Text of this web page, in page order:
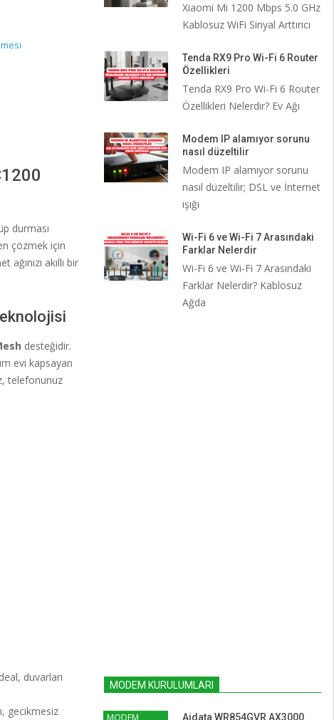
durması
çözmek için
akıllı bir
desteğidir.
evi kapsayan
telefonunuz
duvarları
gecikmesiz
Xiaomi Mi 1200 Mbps 5.0 GHz
Kablosuz WiFi Sinyal Arttırıcı
Tenda RX9 Pro Wi-Fi 6 Router
Özellikleri
Tenda RX9 Pro Wi-Fi 6 Router
Özellikleri Nelerdir? Ev Ağı
Modem IP alamıyor sorunu
nasıl düzeltilir
Modem IP alamıyor sorunu
nasıl düzeltilir; DSL ve İnternet
ışığı
Wi-Fi 6 ve Wi-Fi 7 Arasındaki
Farklar Nelerdir
Wi-Fi 6 ve Wi-Fi 7 Arasındaki
Farklar Nelerdir? Kablosuz
Ağda
MODEM KURULUMLARI
MODEM Aidata WR854GVR AX3000